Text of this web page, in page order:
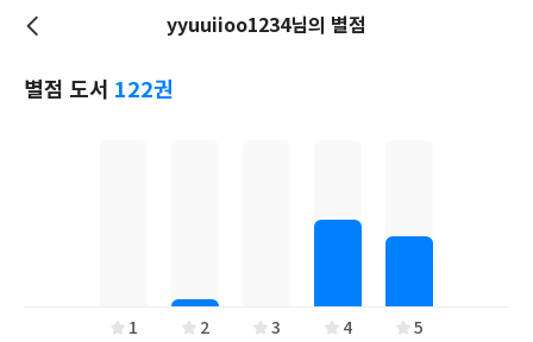
yyuuiioo1234님의 별점
별점 도서 122권
1 2 3 4 5